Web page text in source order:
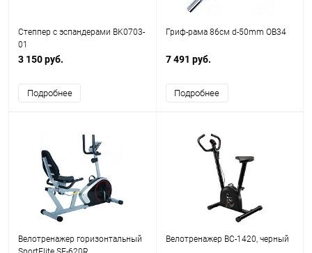
Степпер с эспандерами BK0703-
01
3 150 руб.
Подробнее
Гриф-рама 86см d-50mm OB34
7 491 руб.
Подробнее
Велотренажер горизонтальный
Велотренажер ВС-1420, черный